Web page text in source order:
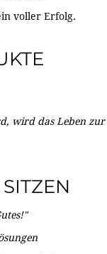
voller Erfolg.
wird das Leben zur